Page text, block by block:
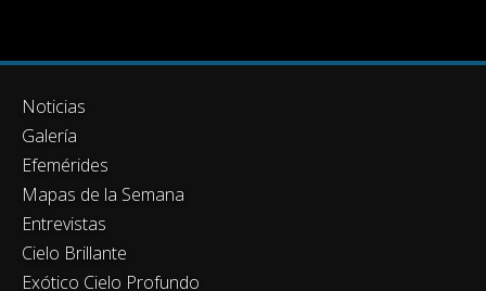
Noticias
Galería
Efemérides
Mapas de la Semana
Entrevistas
Cielo Brillante
Exótico Cielo Profundo